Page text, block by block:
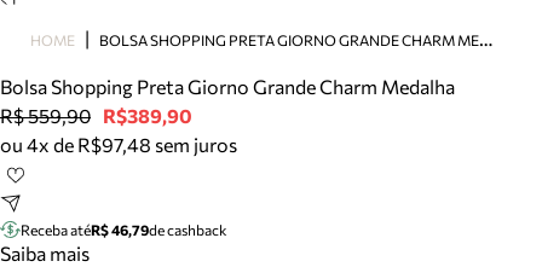
Bolsa
Tamanco
Tênis
Mule
Tire dúvidas sobre pedidos, devoluções e mais.
HOME B
OLSA SHOPPING PRETA GIORNO GRANDE CHARM MEDALHA
Bolsa Shopping Preta Giorno Grande Charm Medalha
R$ 559,90 R$389,90
ou 4x de R$97,48 sem juros
Receba atéR$ 46,79de cashback
Saiba mais